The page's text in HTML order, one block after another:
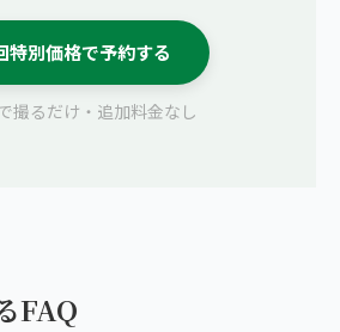
特別価格で予約する
撮るだけ・追加料金なし
FAQ